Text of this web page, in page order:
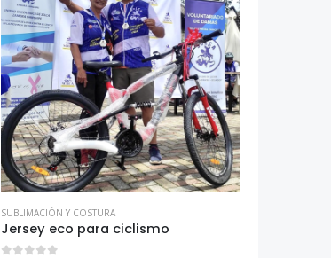
SUBLIMACIÓN Y COSTURA
Jersey eco para ciclismo